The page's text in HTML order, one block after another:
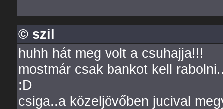
© szil
huhh hát meg volt a csuhajja!!!
mostmár csak bankot kell
:D
csiga..a közeljövőben jucival